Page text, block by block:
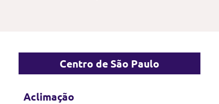
Centro de São Paulo
Aclimação